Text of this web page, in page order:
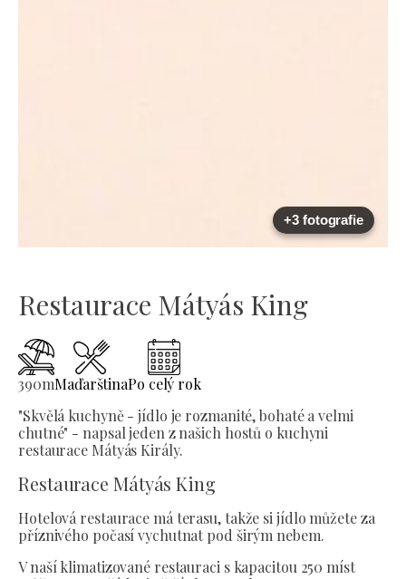
+3 fotografie
Restaurace Mátyás King
390mMaďarštinaPo celý rok
"Skvělá kuchyně - jídlo je rozmanité, bohaté a velmi
chutné" - napsal jeden z našich hostů o kuchyni
restaurace Mátyás Király.
Restaurace Mátyás King
Hotelová restaurace má terasu, takže si jídlo můžete za
příznivého počasí vychutnat pod širým nebem.
V naší klimatizované restauraci s kapacitou 250 míst